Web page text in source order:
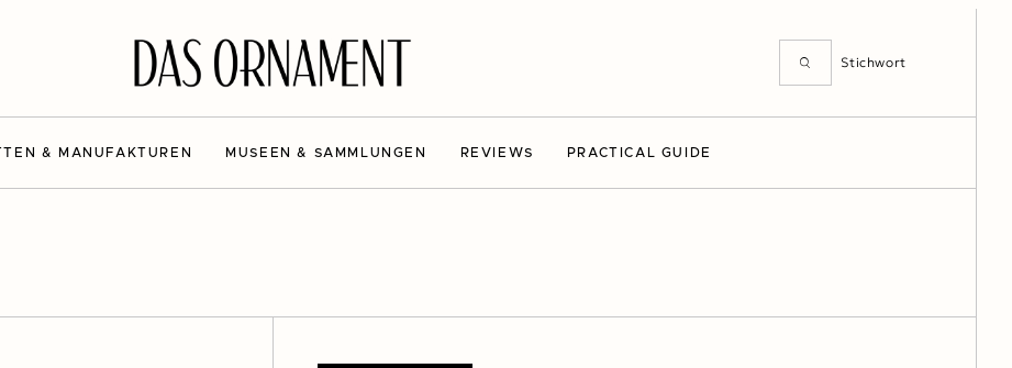
& MANUFAKTUREN MUSEEN & SAMMLUNGEN REVIEWS PRACTICAL GUIDE